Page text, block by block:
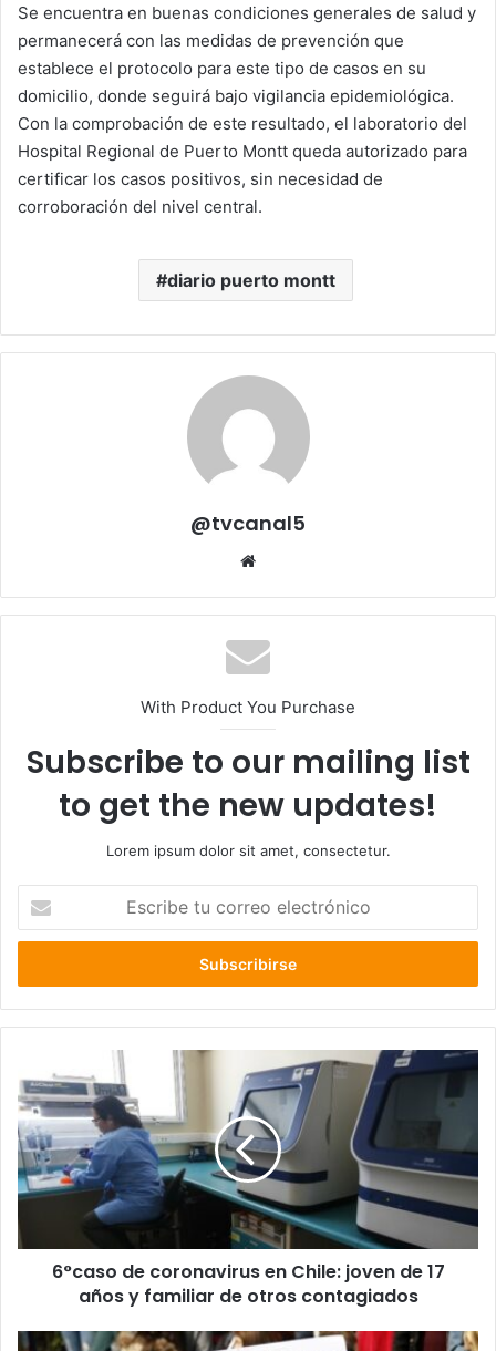
Se encuentra en buenas condiciones generales de salud y
permanecerá con las medidas de prevención que
establece el protocolo para este tipo de casos en su
domicilio, donde seguirá bajo vigilancia epidemiológica.
Con la comprobación de este resultado, el laboratorio del
Hospital Regional de Puerto Montt queda autorizado para
certificar los casos positivos, sin necesidad de
corroboración del nivel central.
diario puerto montt
@tvcanal5
With Product You Purchase
Subscribe to our mailing list
to get the new updates!
Lorem ipsum dolor sit amet, consectetur.
correo
de
coronavirus
en
Chile:
joven
de
17
años
otros
6°caso de coronavirus en Chile: joven de 17
años y familiar de otros contagiados
“El